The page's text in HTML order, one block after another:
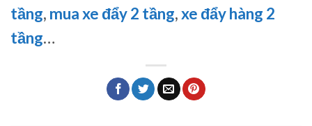
tầng, mua xe đẩy 2 tầng,xe đẩy hàng 2
tầng…